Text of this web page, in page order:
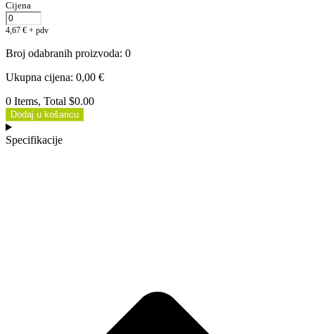
Cijena
4,67 € + pdv
Broj odabranih proizvoda: 0
Ukupna cijena: 0,00 €
0 Items, Total $0.00
Dodaj u košaricu
Specifikacije